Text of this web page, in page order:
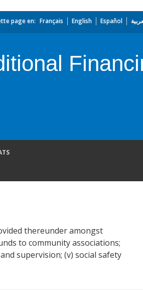
page en: Français English Español
thereunder amongst
to community associations;
supervision; (v) social safety